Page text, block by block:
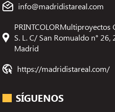
info@madridistareal.com
PRINTCOLORMultiproyectos
S. L. C/ San Romualdo n° 26,
Madrid
https://madridistareal.com/
SÍGUENOS